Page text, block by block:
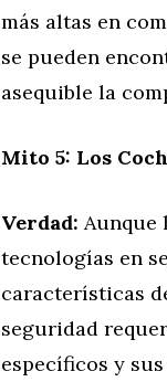
más altas en
se pueden
asequible la
Mito 5: Los
Verdad: Aunque
tecnologías en
características
seguridad
específicos y